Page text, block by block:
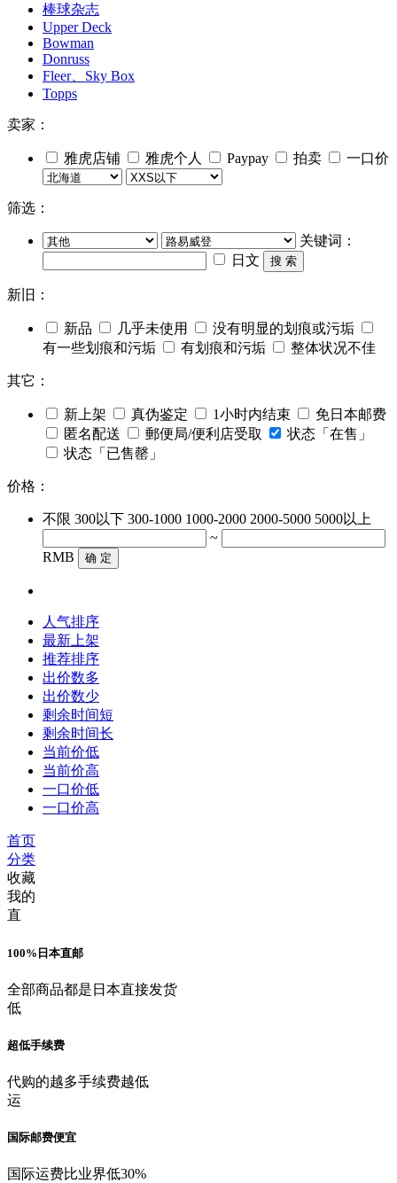
棒球杂志
Upper Deck
Bowman
Donruss
Fleer、Sky Box
Topps
卖家：
雅虎店铺 雅虎个人 Paypay 拍卖 一口价
筛选：
关键词：
日文
搜 索
新旧：
新品 几乎未使用
没有明显的划痕或污垢
有一些划痕和污垢
有划痕和污垢 整体状况不佳
其它：
新上架 真伪鉴定 1小时内结束
免日本邮费
匿名配送
郵便局/便利店受取
状态「在售」
状态「已售罄」
价格：
不限 300以下 300-1000 1000-2000 2000-5000 5000以上
~
RMB
确 定
人气排序
最新上架
推荐排序
出价数多
出价数少
剩余时间短
剩余时间长
当前价低
当前价高
一口价低
一口价高
首页
分类
收藏
我的
直
100%日本直邮
全部商品都是日本直接发货
低
超低手续费
代购的越多手续费越低
运
国际邮费便宜
国际运费比业界低30%